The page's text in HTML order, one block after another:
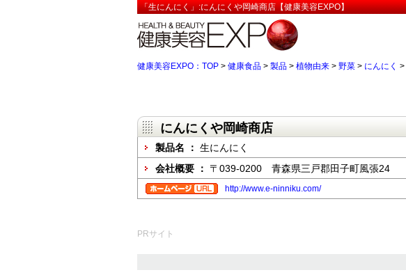
「生にんにく」:にんにくや岡崎商店【健康美容EXPO】
健康美容EXPO：TOP > 健康食品 > 製品 > 植物由来 > 野菜 > にんにく >
にんにくや岡崎商店
製品名 ： 生にんにく
会社概要 ： 〒039-0200 青森県三戸郡田子町風張24
http://www.e-ninniku.com/
PRサイト